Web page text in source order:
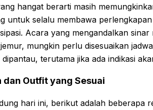
hangat berarti masih
untuk selalu membawa
Acara yang mengandalkan
mungkin perlu disesuaikan
terutama jika ada indikasi
Outfit yang Sesuai
hari ini, berikut adalah beberapa